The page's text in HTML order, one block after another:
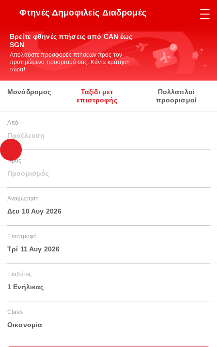
Φτηνές Δημοφιλείς Διαδρομές
Βρείτε φθηνές πτήσεις από CAN έως
SGN
Απολαύστε προσφορές πτήσεων προς τον
προτιμώμενο προορισμό σας. Κάντε κράτηση
τώρα!
Μονόδρομος
Ταξίδι μετ
επιστροφής
Πολλαπλοί
προορισμοί
Από
Προέλευση
Προς
Προορισμός
Αναχώρηση
Δευ 10 Αυγ 2026
Επιστροφή
Τρί 11 Αυγ 2026
Επιβάτες
1 Ενήλικας
Class
Οικονομία